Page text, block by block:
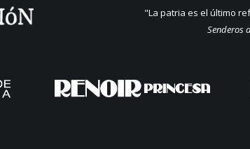
"La patria es el último
Senderos